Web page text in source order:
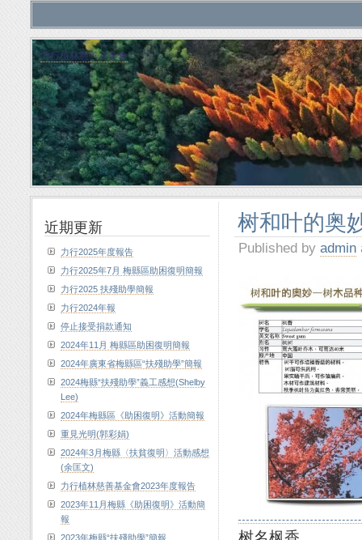
力行植林慈善基金會
树和叶的奥
Published by admin
近期更新
力行2025年度報告
力行2025年7月 梅縣區助困復明簡報
力行2025 扶殘助學簡報
力行2024年報
停止接受捐款通知
2024年11月 梅縣區助困復明簡報
2024年廣東省梅縣區“扶殘助學”簡報
2024梅縣“扶殘助學”義工感想(Shelby
Lee)
2024年梅縣區《助困復明》活動簡報
重見光明(郭彩娟)
2024年3月梅縣〈扶貧復明〉活動感想
(余匡文)
力行植林慈善基金會2023年度報告
2023年11月梅縣《助困復明》活動簡
報
2023年梅縣“扶殘助學”簡報